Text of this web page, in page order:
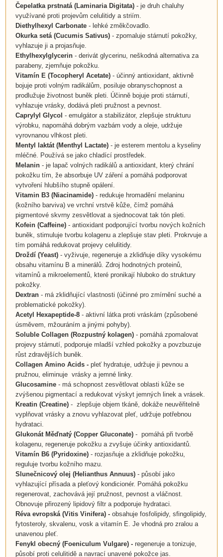
Čepelatka prstnatá (Laminaria Digitata)- je druh chaluhy
využívané proti projevům celulitidy a striím.
Diethylhexyl Carbonate - lehké změkčovadlo.
Okurka setá (Cucumis Sativus)- zpomaluje stárnutí pokožky,
vyhlazuje ji a projasňuje.
Ethylhexylglycerin- derivát glycerinu, neškodná alternativa za
parabeny, zjemňuje pokožku.
Vitamín E (Tocopheryl Acetate)- účinný antioxidant, aktivně
bojuje proti volným radikálům, posiluje obranyschopnost a
prodlužuje životnost buněk pleti. Účinně bojuje proti stárnutí,
vyhlazuje vrásky, dodává pleti pružnost a pevnost.
Caprylyl Glycol - emulgátor a stabilizátor, zlepšuje strukturu
výrobku, napomáhá dobrým vazbám vody a oleje, udržuje
vyrovnanou vlhkost pleti.
Mentyl laktát (Menthyl Lactate)- je esterem mentolu a kyseliny
mléčné. Používá se jako chladící prostředek.
Melanin- jelapač volných radikálů a antioxidant, který chrání
pokožku tím, že absorbuje UV záření a pomáhá podporovat
vytvoření hlubšího stupně opálení.
Vitamin B3(Niacinamide)- redukuje hromadění melaninu
(kožního barviva) ve vrchní vrstvě kůže, čímž pomáhá
pigmentové skvrny zesvětlovat a sjednocovat tak tón pleti.
Kofein (Caffeine)- antioxidant podporující tvorbu nových kožních
buněk, stimuluje tvorbu kolagenu a zlepšuje stav pleti. Prokrvuje a
tím pomáhá redukovat projevy celulitidy.
Droždí (Yeast)- vyživuje, regeneruje a zklidňuje díky vysokému
obsahu vitamínu B a minerálů. Zdroj hodnotných proteinů,
vitamínů a mikroelementů, které pronikají hluboko do struktury
pokožky.
Dextran- má zklidňující vlastnosti (účinné pro zmírnění suché a
problematické pokožky).
Acetyl Hexapeptide-8- aktivní látka proti vráskám (způsobené
úsměvem, mžouráním a jinými pohyby).
Soluble Collagen (Rozpustný kolagen)- pomáhá zpomalovat
projevy stárnutí, podporuje mladší vzhled pokožky a povzbuzuje
růst zdravějších buněk.
Collagen Amino Acids- pleť hydratuje, udržuje ji pevnou a
pružnou, eliminuje vrásky a jemné linky.
Glucosamine- má schopnost zesvětlovat oblasti kůže se
zvýšenou pigmentací a redukovat výskyt jemných linek a vrásek.
Kreatin (Creatine) - zlepšuje objem tkáně, dokáže neuvěřitelně
vyplňovat vrásky a znovu vyhlazovat pleť, udržuje potřebnou
hydrataci.
Glukonát Měďnatý (Copper Gluconate)- pomáhá při tvorbě
kolagenu, regeneruje pokožku a zvyšuje účinky antioxidantů.
Vitamín B6 (Pyridoxine)- rozjasňuje a zklidňuje pokožku,
reguluje tvorbu kožního mazu.
Slunečnicový olej (Helianthus Annuus) - působí jako
vyhlazující přísada a pleťový kondicionér. Pomáhá pokožku
regenerovat, zachovává její pružnost, pevnost a vláčnost.
Obnovuje přirozený lipidový filtr a podporuje hydrataci.
Réva evropská (Vitis Vinifera) - obsahuje fosfolipidy, sfingolipidy,
fytosteroly, skvalenu, vosk a vitamín E. Je vhodná pro zralou a
unavenou pleť.
Fenykl obecný (Foeniculum Vulgare) - regeneruje a tonizuje,
působí proti celulitidě a navrací unavené pokožce jas.